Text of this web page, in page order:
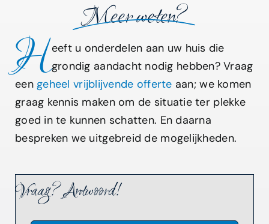
Meer weten?
H eeft u onderdelen aan uw huis die
grondig aandacht nodig hebben? Vraag
een geheel vrijblijvende offerte aan; we komen
graag kennis maken om de situatie ter plekke
goed in te kunnen schatten. En daarna
bespreken we uitgebreid de mogelijkheden.
Vraag? Antwoord!